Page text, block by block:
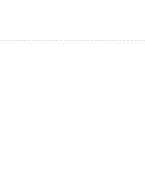
l’odi